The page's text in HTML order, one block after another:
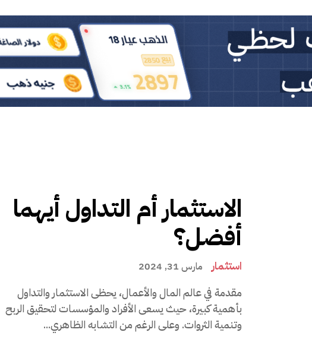
الاستثمار أم التداول أيهما
أفضل؟
استثمار مارس 31, 2024
مقدمة في عالم المال والأعمال، يحظى الاستثمار والتداول
بأهمية كبيرة، حيث يسعى الأفراد والمؤسسات لتحقيق الربح
وتنمية الثروات. وعلى الرغم من التشابه الظاهري...